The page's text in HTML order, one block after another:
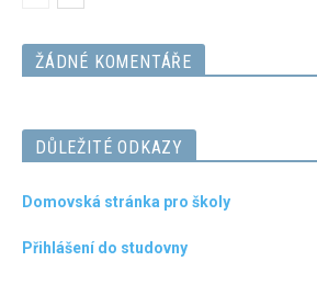
ŽÁDNÉ KOMENTÁŘE
DŮLEŽITÉ ODKAZY
Domovská stránka pro školy
Přihlášení do studovny